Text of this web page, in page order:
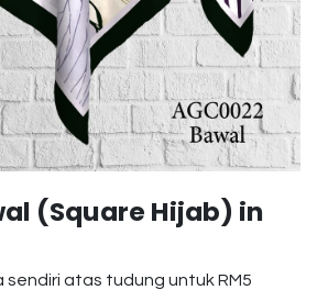
(Square Hijab) in
sendiri atas tudung untuk RM5